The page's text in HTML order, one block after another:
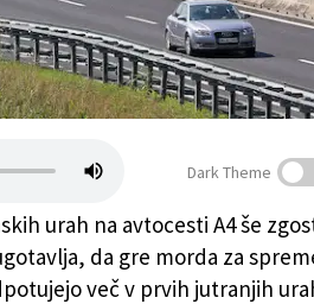
Dark Theme
urah na avtocesti A4 še
da gre morda za
več v prvih jutranjih